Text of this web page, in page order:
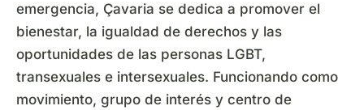
emergencia, Çavaria se dedica a promover el
bienestar, la igualdad de derechos y las
oportunidades de las personas LGBT,
transexuales e intersexuales. Funcionando como
movimiento, grupo de interés y centro de